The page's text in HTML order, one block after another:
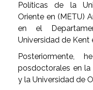
Políticas de la
Oriente en (METU)
en el
Universidad de Kent
Posteriormente,
posdoctorales en la
y la Universidad de